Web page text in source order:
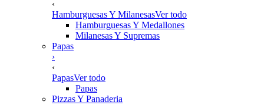
‹
Hamburguesas Y MilanesasVer todo
Hamburguesas Y Medallones
Milanesas Y Supremas
Papas
›
‹
PapasVer todo
Papas
Pizzas Y Panaderia